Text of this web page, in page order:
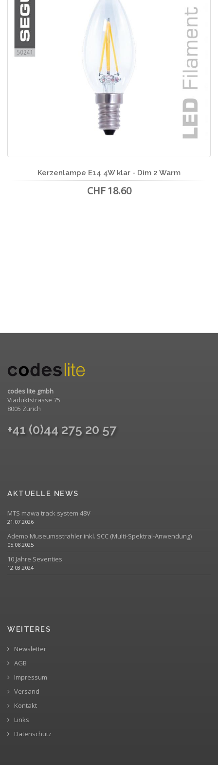
Kerzenlampe E14 4W klar - Dim 2 Warm
CHF 18.60
codes lite gmbh
Viaduktstrasse 75
8005 Zürich
+41 (0)44 275 20 57
AKTUELLE NEWS
MTS mawa track system 48V
21.07.2026
Ademo Museumsstrahler inkl. SCC (Multi-Spektral-Anwendung)
05.08.2025
10 Jahre Seventies
12.03.2024
WEITERES
Newsletter
AGB
Impressum
Versand
Kontakt
Links
Datenschutz